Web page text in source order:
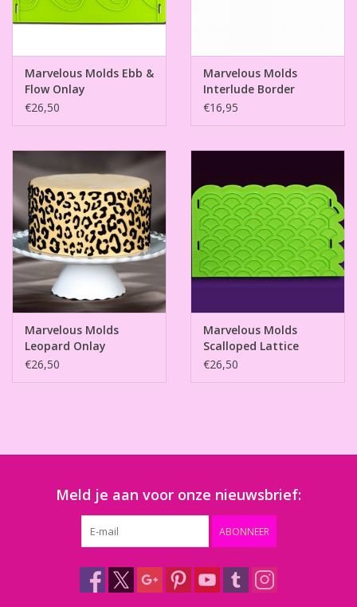
Marvelous Molds Ebb &
Flow Onlay
€26,50
Marvelous Molds
Interlude Border
€16,95
Marvelous Molds
Leopard Onlay
€26,50
Marvelous Molds
Scalloped Lattice
Onlay
€26,50
Meld je aan voor onze nieuwsbrief:
ABONNEER